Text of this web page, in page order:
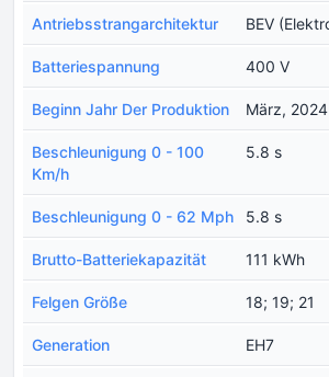
Antriebsstrangarchitektur BEV
Batteriespannung 400 V
Beginn Jahr Der Produktion März, 2024
Beschleunigung 0 - 100
Km/h
5.8 s
Beschleunigung 0 - 62 Mph 5.8 s
Brutto-Batteriekapazität 111 kWh
Felgen Größe 18; 19; 21
Generation EH7